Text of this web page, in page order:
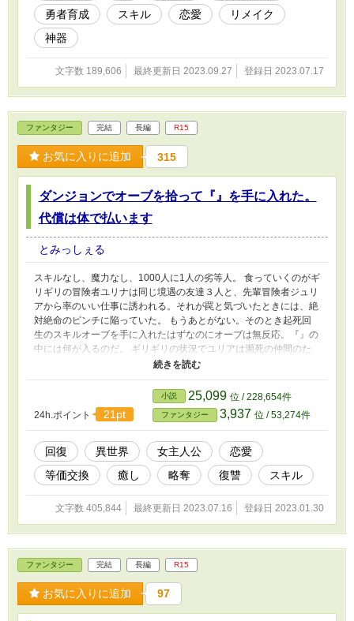
勇者育成
スキル 恋愛
リメイク
神器
文字数 189,606 最終更新日 2023.09.27 登録日 2023.07.17
ファンタジー 完結 長編 R15
お気に入りに追加 315
ダンジョンでオーブを拾って『』を手に入れた。
代償は体で払います
とみっしぇる
スキルなし、魔力なし、1000人に1人の劣等人。 食っていくのがギ
リギリの冒険者ユリナは同じ境遇の友達３人と、先輩冒険者ジュリ
アから率のいい仕事に誘われる。それが罠と気づいたときには、絶
対絶命のピンチに陥っていた。 もうあとがない。そのとき起死回
生のスキルオーブを手に入れたはずなのにオーブは無反応。『』の
中には何が入るのだ。 ギリギリの状況でユリアは瀕死の仲間のた
めに叫ぶ。 ユリナはスキルを手に入れ、ささやかな幸せを手に入
れられるのだろうか。
24h.ポイント 21pt
小説 25,099 位 / 228,654件
ファンタジー 3,937 位 / 53,274件
回復 異世界 女主人公
恋愛
等価交換
癒し 略奪 復讐 スキル
文字数 405,844 最終更新日 2023.07.16 登録日 2023.01.30
ファンタジー 完結 長編 R15
お気に入りに追加 97